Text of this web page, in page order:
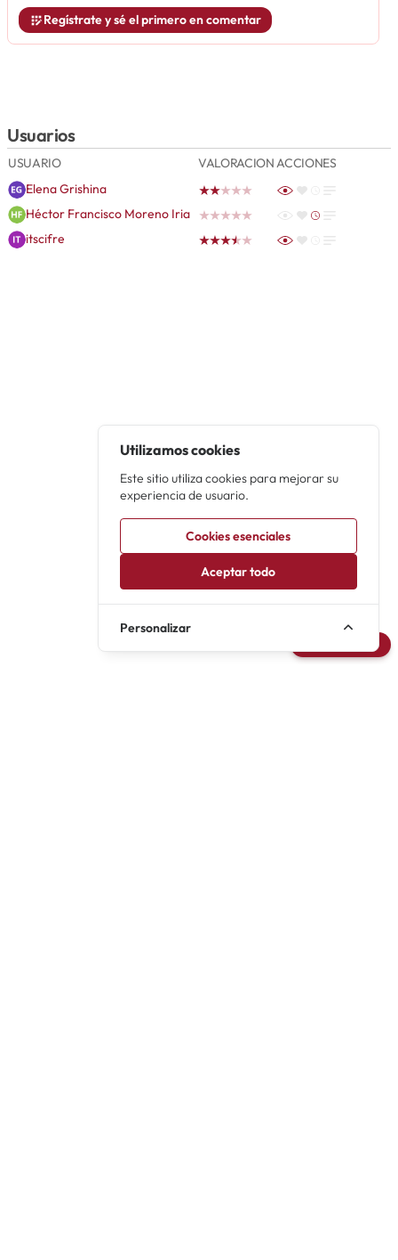
Regístrate y sé el primero en comentar
Usuarios
USUARIO VALORACIONACCIONES
Elena Grishina
Héctor Francisco Moreno Iria
itscifre
Utilizamos cookies
Este sitio utiliza cookies para mejorar su
experiencia de usuario.
Cookies esenciales
Aceptar todo
Personalizar